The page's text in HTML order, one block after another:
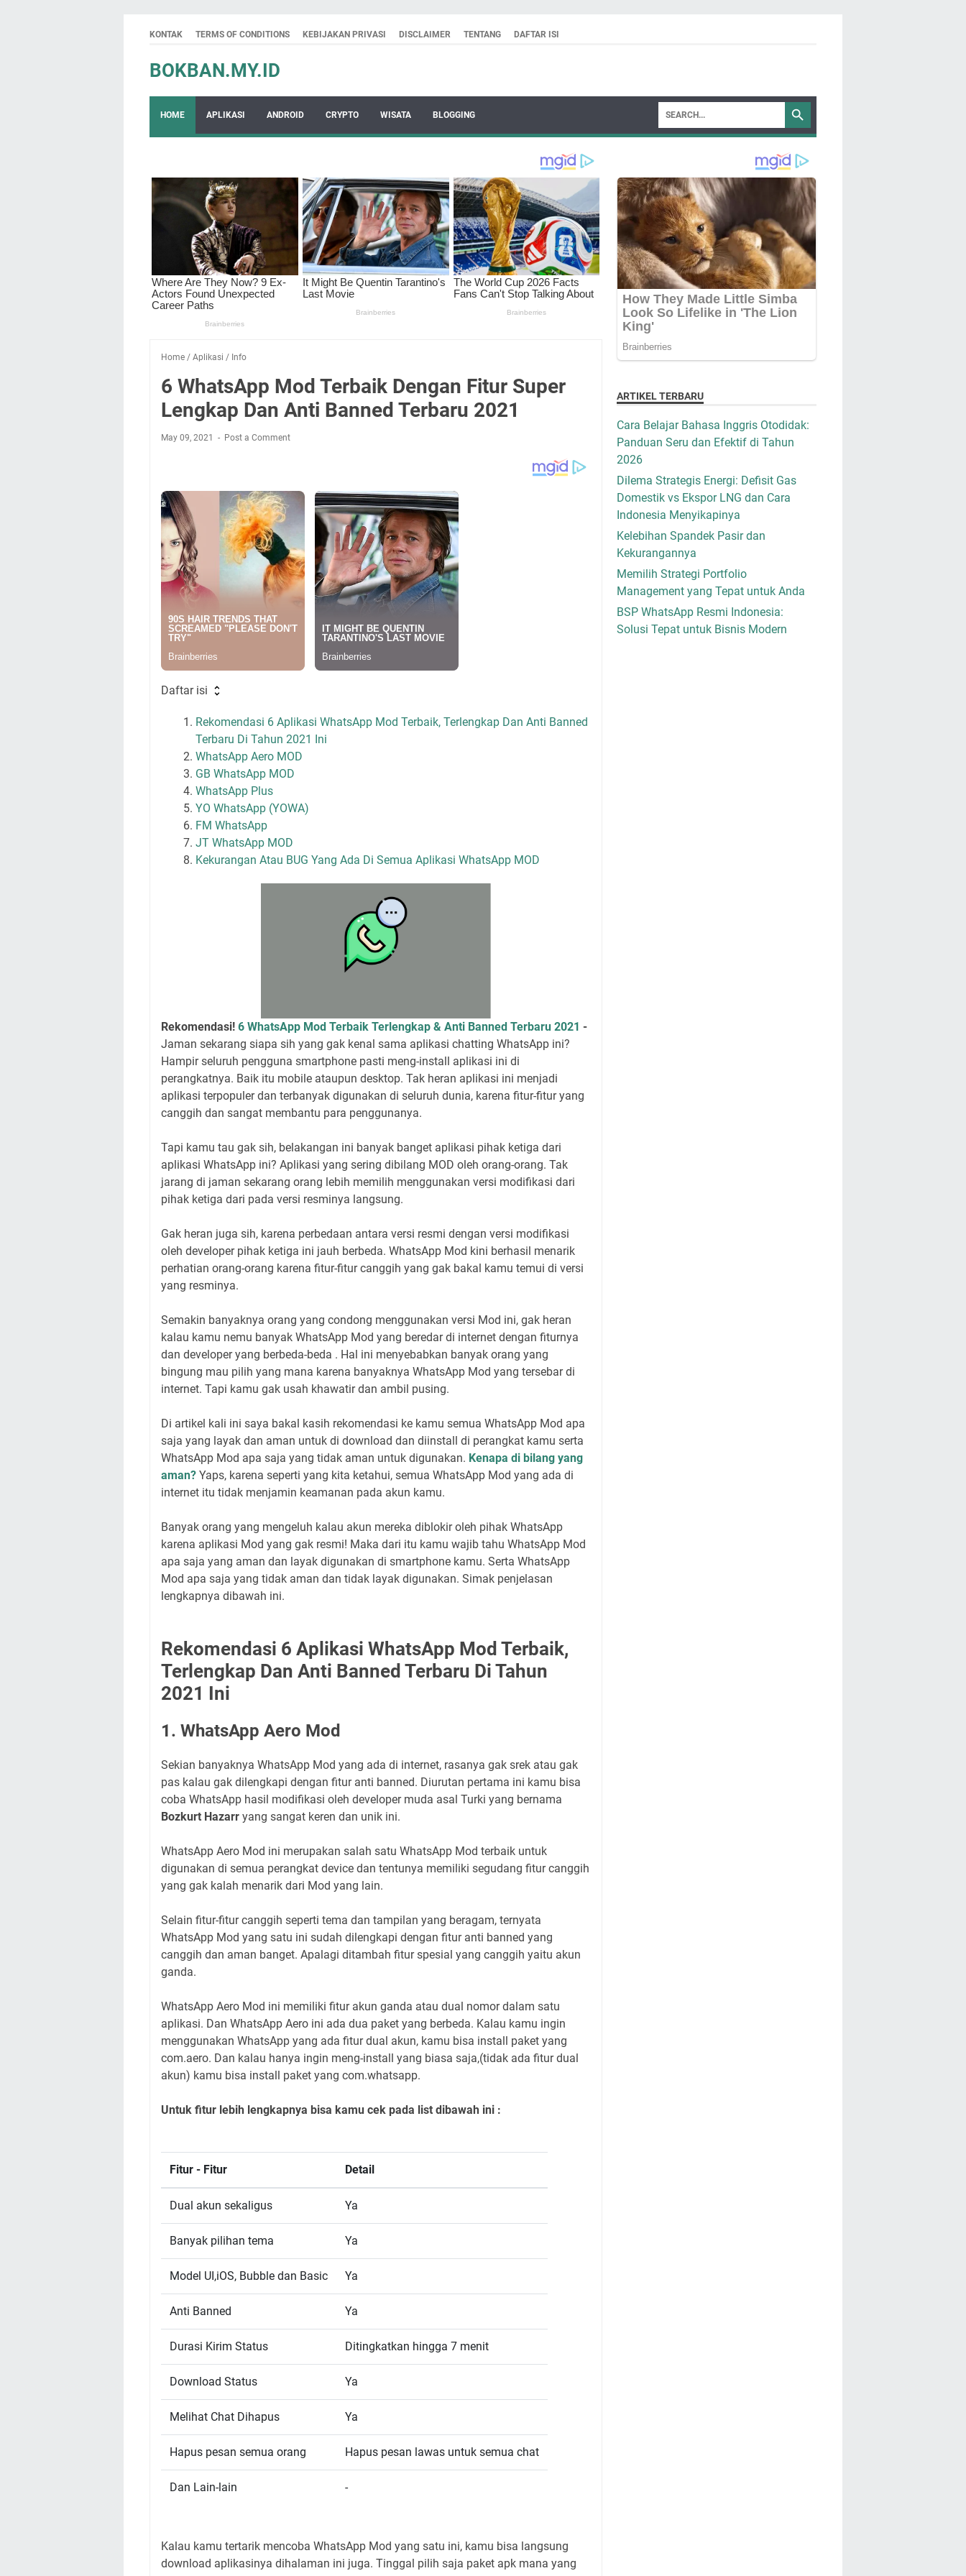
KONTAK TERMS OF CONDITIONS KEBIJAKAN PRIVASI DISCLAIMER TENTANG DAFTAR ISI
BOKBAN.MY.ID
HOME APLIKASI ANDROID CRYPTO WISATA BLOGGING
Home / Aplikasi / Info
6 WhatsApp Mod Terbaik Dengan Fitur Super
Lengkap Dan Anti Banned Terbaru 2021
May 09, 2021 Post a Comment
Daftar isi
Rekomendasi 6 Aplikasi WhatsApp Mod Terbaik, Terlengkap Dan Anti Banned
Terbaru Di Tahun 2021 Ini
WhatsApp Aero MOD
GB WhatsApp MOD
WhatsApp Plus
YO WhatsApp (YOWA)
FM WhatsApp
JT WhatsApp MOD
Kekurangan Atau BUG Yang Ada Di Semua Aplikasi WhatsApp MOD
Rekomendasi! 6 WhatsApp Mod Terbaik Terlengkap & Anti Banned Terbaru 2021 -
Jaman sekarang siapa sih yang gak kenal sama aplikasi chatting WhatsApp ini?
Hampir seluruh pengguna smartphone pasti meng-install aplikasi ini di
perangkatnya. Baik itu mobile ataupun desktop. Tak heran aplikasi ini menjadi
aplikasi terpopuler dan terbanyak digunakan di seluruh dunia, karena fitur-fitur yang
canggih dan sangat membantu para penggunanya.
Tapi kamu tau gak sih, belakangan ini banyak banget aplikasi pihak ketiga dari
aplikasi WhatsApp ini? Aplikasi yang sering dibilang MOD oleh orang-orang. Tak
jarang di jaman sekarang orang lebih memilih menggunakan versi modifikasi dari
pihak ketiga dari pada versi resminya langsung.
Gak heran juga sih, karena perbedaan antara versi resmi dengan versi modifikasi
oleh developer pihak ketiga ini jauh berbeda. WhatsApp Mod kini berhasil menarik
perhatian orang-orang karena fitur-fitur canggih yang gak bakal kamu temui di versi
yang resminya.
Semakin banyaknya orang yang condong menggunakan versi Mod ini, gak heran
kalau kamu nemu banyak WhatsApp Mod yang beredar di internet dengan fiturnya
dan developer yang berbeda-beda . Hal ini menyebabkan banyak orang yang
bingung mau pilih yang mana karena banyaknya WhatsApp Mod yang tersebar di
internet. Tapi kamu gak usah khawatir dan ambil pusing.
Di artikel kali ini saya bakal kasih rekomendasi ke kamu semua WhatsApp Mod apa
saja yang layak dan aman untuk di download dan diinstall di perangkat kamu serta
WhatsApp Mod apa saja yang tidak aman untuk digunakan. Kenapa di bilang yang
aman? Yaps, karena seperti yang kita ketahui, semua WhatsApp Mod yang ada di
internet itu tidak menjamin keamanan pada akun kamu.
Banyak orang yang mengeluh kalau akun mereka diblokir oleh pihak WhatsApp
karena aplikasi Mod yang gak resmi! Maka dari itu kamu wajib tahu WhatsApp Mod
apa saja yang aman dan layak digunakan di smartphone kamu. Serta WhatsApp
Mod apa saja yang tidak aman dan tidak layak digunakan. Simak penjelasan
lengkapnya dibawah ini.
Rekomendasi 6 Aplikasi WhatsApp Mod Terbaik,
Terlengkap Dan Anti Banned Terbaru Di Tahun
2021 Ini
1. WhatsApp Aero Mod
Sekian banyaknya WhatsApp Mod yang ada di internet, rasanya gak srek atau gak
pas kalau gak dilengkapi dengan fitur anti banned. Diurutan pertama ini kamu bisa
coba WhatsApp hasil modifikasi oleh developer muda asal Turki yang bernama
Bozkurt Hazarr yang sangat keren dan unik ini.
WhatsApp Aero Mod ini merupakan salah satu WhatsApp Mod terbaik untuk
digunakan di semua perangkat device dan tentunya memiliki segudang fitur canggih
yang gak kalah menarik dari Mod yang lain.
Selain fitur-fitur canggih seperti tema dan tampilan yang beragam, ternyata
WhatsApp Mod yang satu ini sudah dilengkapi dengan fitur anti banned yang
canggih dan aman banget. Apalagi ditambah fitur spesial yang canggih yaitu akun
ganda.
WhatsApp Aero Mod ini memiliki fitur akun ganda atau dual nomor dalam satu
aplikasi. Dan WhatsApp Aero ini ada dua paket yang berbeda. Kalau kamu ingin
menggunakan WhatsApp yang ada fitur dual akun, kamu bisa install paket yang
com.aero. Dan kalau hanya ingin meng-install yang biasa saja,(tidak ada fitur dual
akun) kamu bisa install paket yang com.whatsapp.
Untuk fitur lebih lengkapnya bisa kamu cek pada list dibawah ini :
Fitur - Fitur Detail
Dual akun sekaligus Ya
Banyak pilihan tema Ya
Model UI,iOS, Bubble dan Basic Ya
Anti Banned Ya
Durasi Kirim Status Ditingkatkan hingga 7 menit
Download Status Ya
Melihat Chat Dihapus Ya
Hapus pesan semua orang Hapus pesan lawas untuk semua chat
Dan Lain-lain -
Kalau kamu tertarik mencoba WhatsApp Mod yang satu ini, kamu bisa langsung
download aplikasinya dihalaman ini juga. Tinggal pilih saja paket apk mana yang
ARTIKEL TERBARU
Cara Belajar Bahasa Inggris Otodidak:
Panduan Seru dan Efektif di Tahun
2026
Dilema Strategis Energi: Defisit Gas
Domestik vs Ekspor LNG dan Cara
Indonesia Menyikapinya
Kelebihan Spandek Pasir dan
Kekurangannya
Memilih Strategi Portfolio
Management yang Tepat untuk Anda
BSP WhatsApp Resmi Indonesia:
Solusi Tepat untuk Bisnis Modern